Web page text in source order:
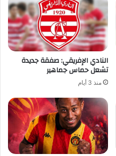
النادي الإفريقي: صفقة جديدة
تشعل حماس جماهير
منذ 3 أيام